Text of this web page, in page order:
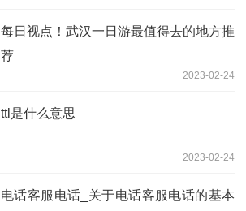
每日视点！武汉一日游最值得去的地方推
荐
2023-02-24
ttl是什么意思
2023-02-24
电话客服电话_关于电话客服电话的基本